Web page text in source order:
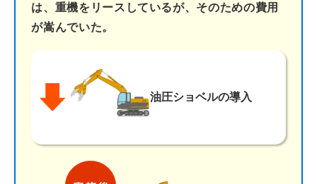
は、重機をリースしているが、そのための費用
が嵩んでいた。
油圧ショベルの導入